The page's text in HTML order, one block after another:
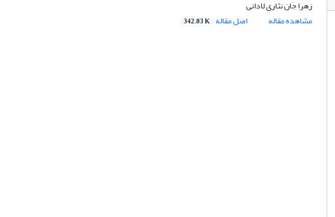
زهرا جان نثاری لادانی
مشاهده مقاله
اصل مقاله 342.03 K